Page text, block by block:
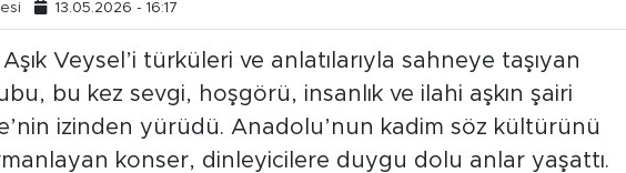
13.05.2026 - 16:17
Veysel’i türküleri ve anlatılarıyla sahneye taşıyan
bu kez sevgi, hoşgörü, insanlık ve ilahi aşkın şairi
izinden yürüdü. Anadolu’nun kadim söz kültürünü
konser, dinleyicilere duygu dolu anlar yaşattı.